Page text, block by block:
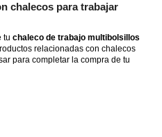
chalecos para trabajar
tuchaleco de trabajo multibolsillos
relacionadas con chalecos
para completar la compra de tu